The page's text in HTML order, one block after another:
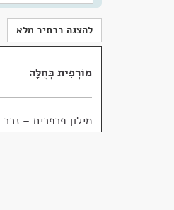
להצגה בכתיב מלא
מוֹרְפִית כְּחֻלָּה
מילון פרפרים –